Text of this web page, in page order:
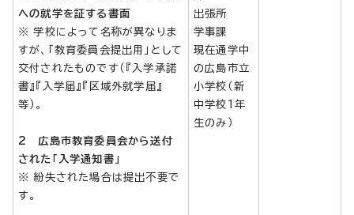
への就学を証する書面
※ 学校によって名称が異なりま
すが、「教育委員会提出用」として
交付されたものです（『入学承諾
書』『入学届』『区域外就学届』
等）。
2 広島市教育委員会から送付
された「入学通知書」
※ 紛失された場合は提出不要で
す。
出張所
学事課
現在通学中
の広島市立
小学校（新
中学校1年
生のみ）